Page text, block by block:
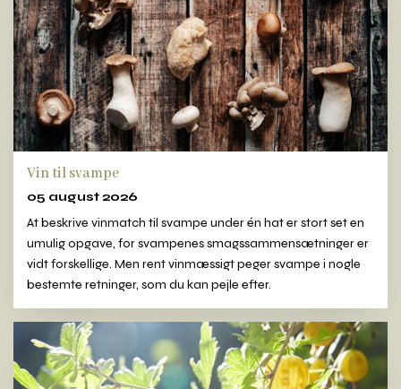
Vin til svampe
05 august 2026
At beskrive vinmatch til svampe under én hat er stort set en
umulig opgave, for svampenes smagssammensætninger er
vidt forskellige. Men rent vinmæssigt peger svampe i nogle
bestemte retninger, som du kan pejle efter.